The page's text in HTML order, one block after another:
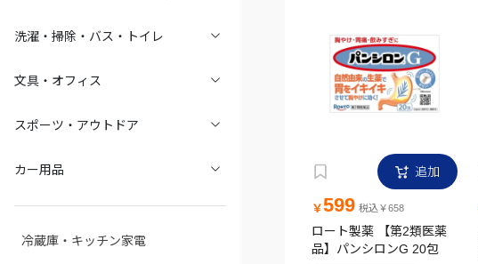
洗濯・掃除・バス・トイレ
文具・オフィス
スポーツ・アウトドア
カー用品
冷蔵庫・キッチン家電
追加
￥599 税込￥658
ロート製薬 【第2類医薬
品】パンシロンG 20包